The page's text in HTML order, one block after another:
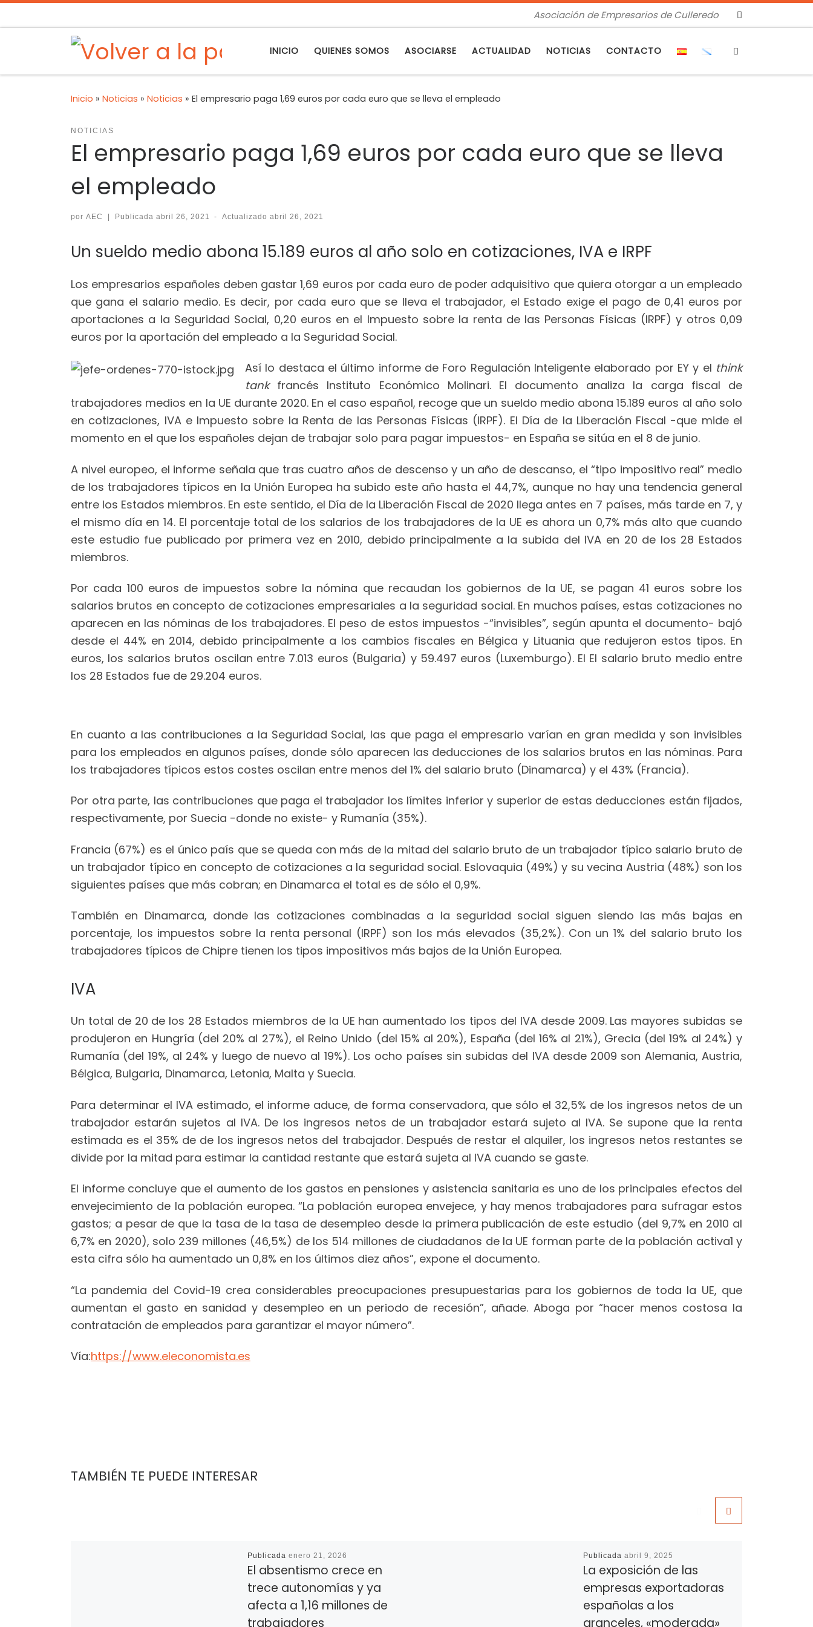
Asociación de Empresarios de Culleredo
INICIO QUIENES SOMOS ASOCIARSE ACTUALIDAD NOTICIAS CONTACTO
Inicio » Noticias » Noticias » El empresario paga 1,69 euros por cada euro que se lleva el empleado
NOTICIAS
El empresario paga 1,69 euros por cada euro que se lleva
el empleado
por AEC | Publicada abril 26, 2021 - Actualizadoabril 26, 2021
Un sueldo medio abona 15.189 euros al año solo en cotizaciones, IVA e IRPF
Los empresarios españoles deben gastar 1,69 euros por cada euro de poder adquisitivo que quiera otorgar a un empleado
que gana el salario medio. Es decir, por cada euro que se lleva el trabajador, el Estado exige el pago de 0,41 euros por
aportaciones a la Seguridad Social, 0,20 euros en el Impuesto sobre la renta de las Personas Físicas (IRPF) y otros 0,09
euros por la aportación del empleado a la Seguridad Social.
Así lo destaca el último informe de Foro Regulación Inteligente elaborado por EY y el think
tankfrancés Instituto Económico Molinari. El documento analiza la carga fiscal de
trabajadores medios en la UE durante 2020. En el caso español, recoge que un sueldo medio abona 15.189 euros al año solo
en cotizaciones, IVA e Impuesto sobre la Renta de las Personas Físicas (IRPF). El Día de la Liberación Fiscal -que mide el
momento en el que los españoles dejan de trabajar solo para pagar impuestos- en España se sitúa en el 8 de junio.
A nivel europeo, el informe señala que tras cuatro años de descenso y un año de descanso, el “tipo impositivo real” medio
de los trabajadores típicos en la Unión Europea ha subido este año hasta el 44,7%, aunque no hay una tendencia general
entre los Estados miembros. En este sentido, el Día de la Liberación Fiscal de 2020 llega antes en 7 países, más tarde en 7, y
el mismo día en 14. El porcentaje total de los salarios de los trabajadores de la UE es ahora un 0,7% más alto que cuando
este estudio fue publicado por primera vez en 2010, debido principalmente a la subida del IVA en 20 de los 28 Estados
miembros.
Por cada 100 euros de impuestos sobre la nómina que recaudan los gobiernos de la UE, se pagan 41 euros sobre los
salarios brutos en concepto de cotizaciones empresariales a la seguridad social. En muchos países, estas cotizaciones no
aparecen en las nóminas de los trabajadores. El peso de estos impuestos -“invisibles”, según apunta el documento- bajó
desde el 44% en 2014, debido principalmente a los cambios fiscales en Bélgica y Lituania que redujeron estos tipos. En
euros, los salarios brutos oscilan entre 7.013 euros (Bulgaria) y 59.497 euros (Luxemburgo). El El salario bruto medio entre
los 28 Estados fue de 29.204 euros.
En cuanto a las contribuciones a la Seguridad Social, las que paga el empresario varían en gran medida y son invisibles
para los empleados en algunos países, donde sólo aparecen las deducciones de los salarios brutos en las nóminas. Para
los trabajadores típicos estos costes oscilan entre menos del 1% del salario bruto (Dinamarca) y el 43% (Francia).
Por otra parte, las contribuciones que paga el trabajador los límites inferior y superior de estas deducciones están fijados,
respectivamente, por Suecia -donde no existe- y Rumanía (35%).
Francia (67%) es el único país que se queda con más de la mitad del salario bruto de un trabajador típico salario bruto de
un trabajador típico en concepto de cotizaciones a la seguridad social. Eslovaquia (49%) y su vecina Austria (48%) son los
siguientes países que más cobran; en Dinamarca el total es de sólo el 0,9%.
También en Dinamarca, donde las cotizaciones combinadas a la seguridad social siguen siendo las más bajas en
porcentaje, los impuestos sobre la renta personal (IRPF) son los más elevados (35,2%). Con un 1% del salario bruto los
trabajadores típicos de Chipre tienen los tipos impositivos más bajos de la Unión Europea.
IVA
Un total de 20 de los 28 Estados miembros de la UE han aumentado los tipos del IVA desde 2009. Las mayores subidas se
produjeron en Hungría (del 20% al 27%), el Reino Unido (del 15% al 20%), España (del 16% al 21%), Grecia (del 19% al 24%) y
Rumanía (del 19%, al 24% y luego de nuevo al 19%). Los ocho países sin subidas del IVA desde 2009 son Alemania, Austria,
Bélgica, Bulgaria, Dinamarca, Letonia, Malta y Suecia.
Para determinar el IVA estimado, el informe aduce, de forma conservadora, que sólo el 32,5% de los ingresos netos de un
trabajador estarán sujetos al IVA. De los ingresos netos de un trabajador estará sujeto al IVA. Se supone que la renta
estimada es el 35% de de los ingresos netos del trabajador. Después de restar el alquiler, los ingresos netos restantes se
divide por la mitad para estimar la cantidad restante que estará sujeta al IVA cuando se gaste.
El informe concluye que el aumento de los gastos en pensiones y asistencia sanitaria es uno de los principales efectos del
envejecimiento de la población europea. “La población europea envejece, y hay menos trabajadores para sufragar estos
gastos; a pesar de que la tasa de la tasa de desempleo desde la primera publicación de este estudio (del 9,7% en 2010 al
6,7% en 2020), solo 239 millones (46,5%) de los 514 millones de ciudadanos de la UE forman parte de la población activa1 y
esta cifra sólo ha aumentado un 0,8% en los últimos diez años”, expone el documento.
“La pandemia del Covid-19 crea considerables preocupaciones presupuestarias para los gobiernos de toda la UE, que
aumentan el gasto en sanidad y desempleo en un periodo de recesión”, añade. Aboga por “hacer menos costosa la
contratación de empleados para garantizar el mayor número”.
Vía:https://www.eleconomista.es
TAMBIÉN TE PUEDE INTERESAR
Publicada enero 21, 2026
El absentismo crece en
trece autonomías y ya
afecta a 1,16 millones de
trabajadores
Publicada abril 9, 2025
La exposición de las
empresas exportadoras
españolas a los
aranceles, «moderada»